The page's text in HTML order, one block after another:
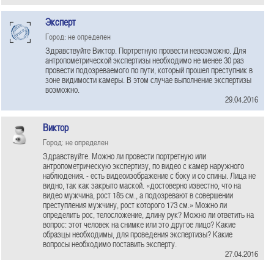
Эксперт
Город: не определен
Здравствуйте Виктор. Портретную провести невозможно. Для
антропометрической экспертизы необходимо не менее 30 раз
провести подозреваемого по пути, который прошел преступник в
зоне видимости камеры. В этом случае выполнение экспертизы
возможно.
29.04.2016
Виктор
Город: не определен
Здравствуйте. Можно ли провести портретную или
антропометрическую экспертизу, по видео с камер наружного
наблюдения. - есть видеоизображение с боку и со спины. Лица не
видно, так как закрыто маской. «достоверно известно, что на
видео мужчина, рост 185 см., а подозревают в совершении
преступления мужчину, рост которого 173 см.» Можно ли
определить рос, телосложение, длину рук? Можно ли ответить на
вопрос: этот человек на снимке или это другое лицо? Какие
образцы необходимы, для проведения экспертизы? Какие
вопросы необходимо поставить эксперту.
27.04.2016